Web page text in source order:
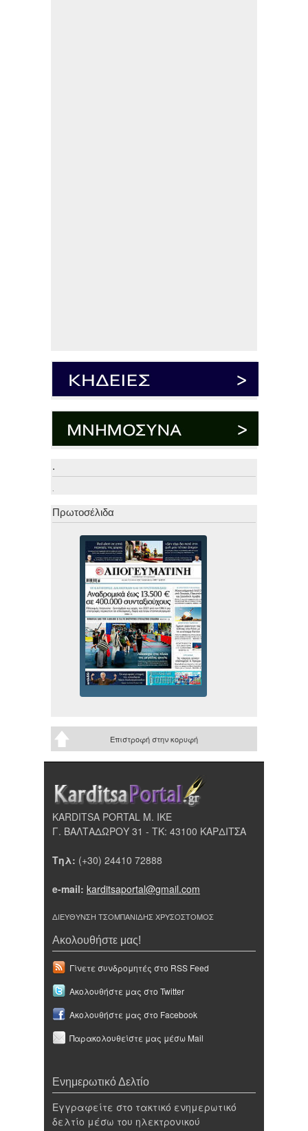
.
.
Πρωτοσέλιδα
Επιστροφή στην κορυφή
KARDITSA PORTAL Μ. ΙΚΕ
Γ. ΒΑΛΤΑΔΩΡΟΥ 31 - ΤΚ: 43100 ΚΑΡΔΙΤΣΑ
Τηλ: (+30) 24410 72888
e-mail: karditsaportal@gmail.com
ΔΙΕΥΘΥΝΣΗ ΤΣΟΜΠΑΝΙΔΗΣ ΧΡΥΣΟΣΤΟΜΟΣ
Ακολουθήστε μας!
Γίνετε συνδρομητές στο RSS Feed
Ακολουθήστε μας στο Twitter
Ακολουθήστε μας στο Facebook
Παρακολουθείστε μας μέσω Mail
Ενημερωτικό Δελτίο
Εγγραφείτε στο τακτικό ενημερωτικό
δελτίο μέσω του ηλεκτρονικού